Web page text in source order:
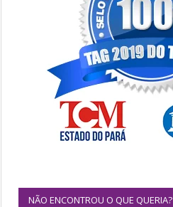
NÃO ENCONTROU O QUE QUERIA?